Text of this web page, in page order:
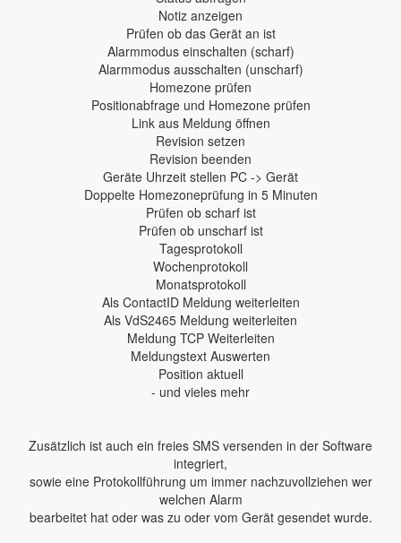
Notiz anzeigen
Prüfen ob das Gerät an ist
Alarmmodus einschalten (scharf)
Alarmmodus ausschalten (unscharf)
Homezone prüfen
Positionabfrage und Homezone prüfen
Link aus Meldung öffnen
Revision setzen
Revision beenden
Geräte Uhrzeit stellen PC -> Gerät
Doppelte Homezoneprüfung in 5 Minuten
Prüfen ob scharf ist
Prüfen ob unscharf ist
Tagesprotokoll
Wochenprotokoll
Monatsprotokoll
Als ContactID Meldung weiterleiten
Als VdS2465 Meldung weiterleiten
Meldung TCP Weiterleiten
Meldungstext Auswerten
Position aktuell
- und vieles mehr
Zusätzlich ist auch ein freies SMS versenden in der Software
integriert,
sowie eine Protokollführung um immer nachzuvollziehen wer
welchen Alarm
bearbeitet hat oder was zu oder vom Gerät gesendet wurde.